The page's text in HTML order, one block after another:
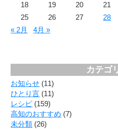
18
19 20 21
25
26 27 28
« 2月
4月 »
カテゴ
お知らせ (11)
ひとり言 (11)
レシピ (159)
高知のおすすめ (7)
未分類 (26)